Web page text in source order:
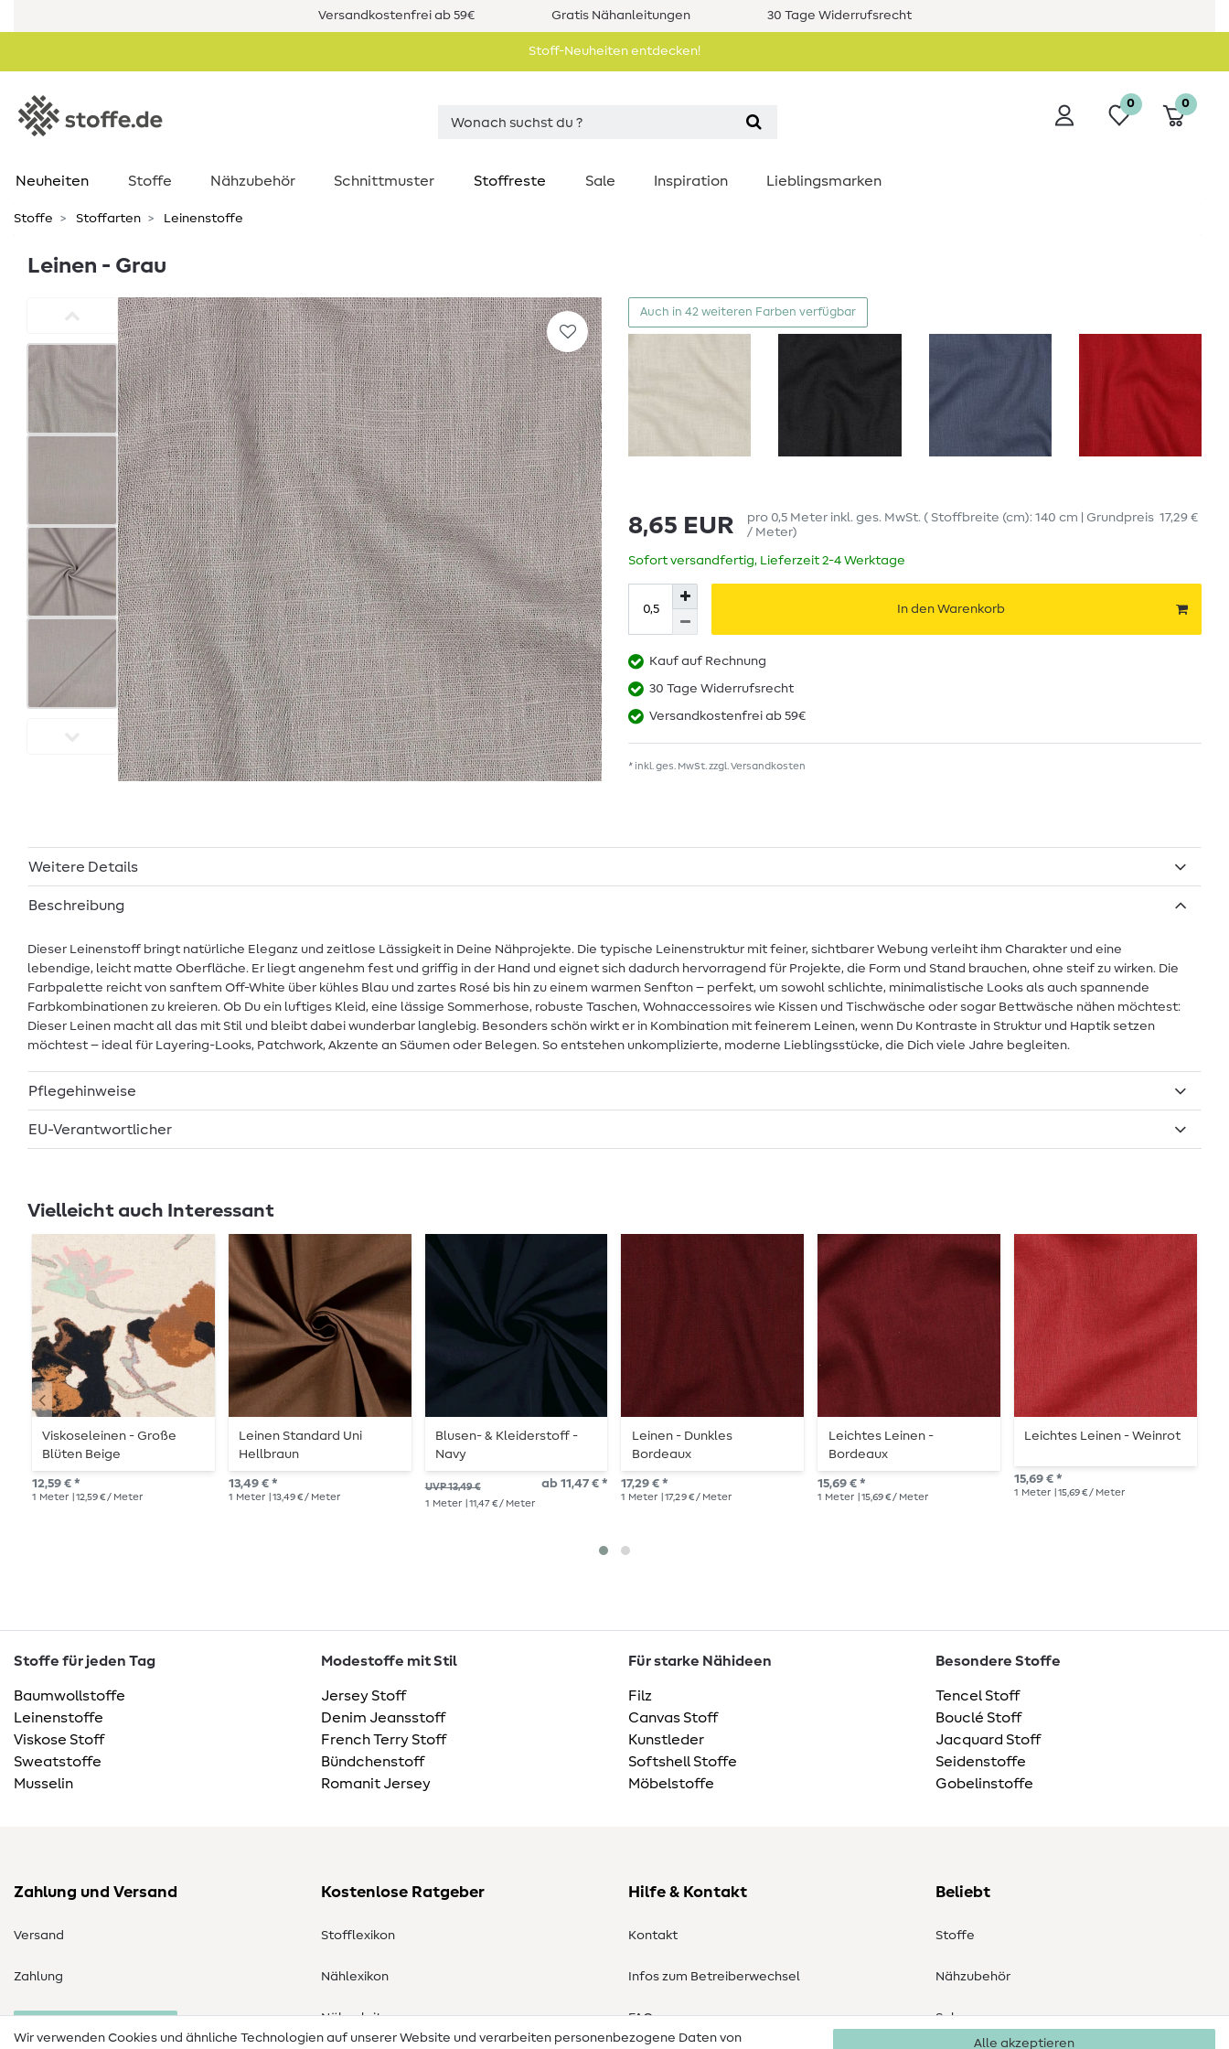
Versandkostenfrei ab 59€ Gratis Nähanleitungen 30 Tage Widerrufsrecht
Stoff-Neuheiten entdecken!
0 0
Neuheiten Stoffe Nähzubehör Schnittmuster Stoffreste Sale Inspiration Lieblingsmarken
Stoffe Stoffarten Leinenstoffe
Leinen - Grau
Auch in 42 weiteren Farben verfügbar
8,65 EUR pro 0,5 Meter inkl. ges. MwSt. ( Stoffbreite (cm): 140 cm | Grundpreis 17,29 €
/ Meter)
Sofort versandfertig, Lieferzeit 2-4 Werktage
In den Warenkorb
Kauf auf Rechnung
30 Tage Widerrufsrecht
Versandkostenfrei ab 59€
* inkl. ges. MwSt. zzgl.Versandkosten
Weitere Details
Beschreibung
Dieser Leinenstoff bringt natürliche Eleganz und zeitlose Lässigkeit in Deine Nähprojekte. Die typische Leinenstruktur mit feiner, sichtbarer Webung verleiht ihm Charakter und eine
lebendige, leicht matte Oberfläche. Er liegt angenehm fest und griffig in der Hand und eignet sich dadurch hervorragend für Projekte, die Form und Stand brauchen, ohne steif zu wirken. Die
Farbpalette reicht von sanftem Off-White über kühles Blau und zartes Rosé bis hin zu einem warmen Senfton – perfekt, um sowohl schlichte, minimalistische Looks als auch spannende
Farbkombinationen zu kreieren. Ob Du ein luftiges Kleid, eine lässige Sommerhose, robuste Taschen, Wohnaccessoires wie Kissen und Tischwäsche oder sogar Bettwäsche nähen möchtest:
Dieser Leinen macht all das mit Stil und bleibt dabei wunderbar langlebig. Besonders schön wirkt er in Kombination mit feinerem Leinen, wenn Du Kontraste in Struktur und Haptik setzen
möchtest – ideal für Layering-Looks, Patchwork, Akzente an Säumen oder Belegen. So entstehen unkomplizierte, moderne Lieblingsstücke, die Dich viele Jahre begleiten.
Pflegehinweise
EU-Verantwortlicher
Vielleicht auch Interessant
Viskoseleinen - Große
Blüten Beige
12,59 € *
1 Meter | 12,59 € / Meter
Leinen Standard Uni
Hellbraun
13,49 € *
1 Meter | 13,49 € / Meter
Blusen- & Kleiderstoff -
Navy
UVP 13,49 € ab 11,47 € *
1 Meter | 11,47 € / Meter
Leinen - Dunkles
Bordeaux
17,29 € *
1 Meter | 17,29 € / Meter
Leichtes Leinen -
Bordeaux
15,69 € *
1 Meter | 15,69 € / Meter
Leichtes Leinen - Weinrot
15,69 € *
1 Meter | 15,69 € / Meter
Stoffe für jeden Tag
Baumwollstoffe
Leinenstoffe
Viskose Stoff
Sweatstoffe
Musselin
Modestoffe mit Stil
Jersey Stoff
Denim Jeansstoff
French Terry Stoff
Bündchenstoff
Romanit Jersey
Für starke Nähideen
Filz
Canvas Stoff
Kunstleder
Softshell Stoffe
Möbelstoffe
Besondere Stoffe
Tencel Stoff
Bouclé Stoff
Jacquard Stoff
Seidenstoffe
Gobelinstoffe
Zahlung und Versand
Versand
Zahlung
Kostenlose Ratgeber
Stofflexikon
Nählexikon
Nähanleitungen
Hilfe & Kontakt
Kontakt
Infos zum Betreiberwechsel
FAQ
Beliebt
Stoffe
Nähzubehör
Sale
Wir verwenden Cookies und ähnliche Technologien auf unserer Website und verarbeiten personenbezogene Daten von
Alle akzeptieren